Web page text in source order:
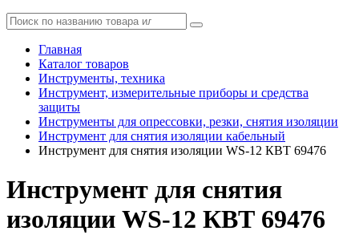
Главная
Каталог товаров
Инструменты, техника
Инструмент, измерительные приборы и средства
защиты
Инструменты для опрессовки, резки, снятия изоляции
Инструмент для снятия изоляции кабельный
Инструмент для снятия изоляции WS-12 КВТ 69476
Инструмент для снятия
изоляции WS-12 КВТ 69476